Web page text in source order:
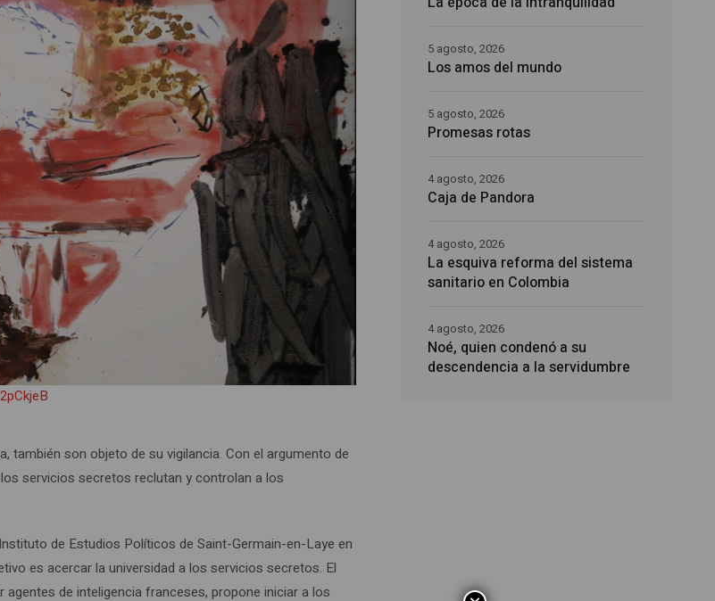
también son objeto de su vigilancia. Con el argumento de
servicios secretos reclutan y controlan a los
de Estudios Políticos de Saint-Germain-en-Laye en
es acercar la universidad a los servicios secretos. El
de inteligencia franceses, propone iniciar a los
Los amos del mundo
5 agosto, 2026
Promesas rotas
5 agosto, 2026
Caja de Pandora
4 agosto, 2026
La esquiva reforma del sistema
sanitario en Colombia
4 agosto, 2026
Noé, quien condenó a su
descendencia a la servidumbre
4 agosto, 2026